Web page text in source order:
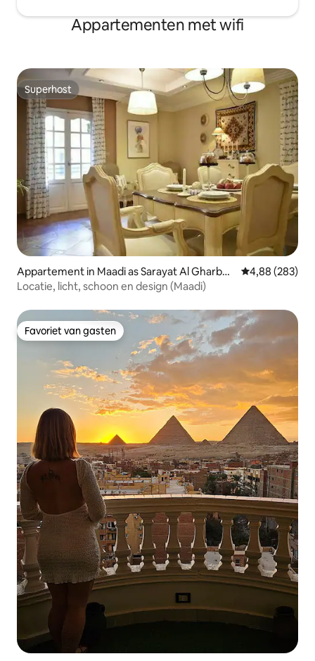
Appartementen met wifi
Superhost
Superhost
Appartement in Maadi as Sarayat Al Gharbey
ah
Gemiddelde
4,88 (283)
Locatie, licht, schoon en design (Maadi)
Favoriet van gasten
Favoriet van gasten